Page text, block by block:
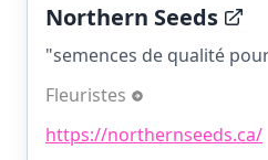
Northern Seeds
"semences de qualité
Fleuristes
https://northernseeds.ca/